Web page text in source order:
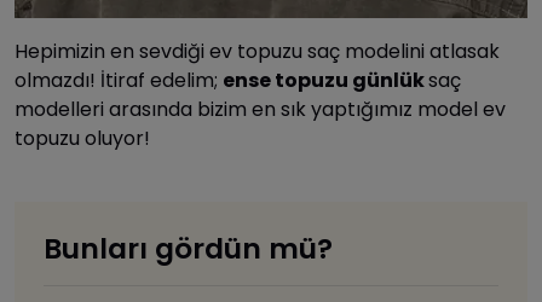
Hepimizin en sevdiği ev topuzu saç modelini atlasak
olmazdı! İtiraf edelim; ense topuzu günlüksaç
modelleri arasında bizim en sık yaptığımız model ev
topuzu oluyor!
Bunları gördün mü?